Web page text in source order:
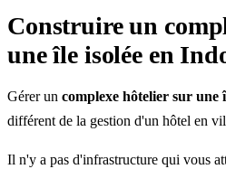
Construire un
une île isolée en
Gérer un complexe hôtelier sur une
différent de la gestion d'un hôtel en
Il n'y a pas d'infrastructure qui vous